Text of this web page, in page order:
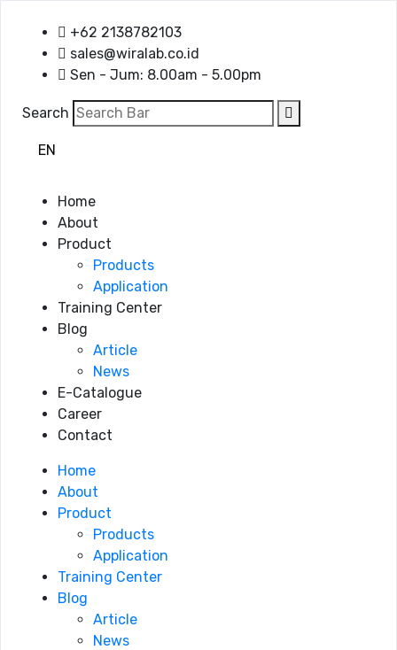
+62 2138782103
sales@wiralab.co.id
Sen - Jum: 8.00am - 5.00pm
Search
EN
Home
About
Product
Products
Application
Training Center
Blog
Article
News
E-Catalogue
Career
Contact
Home
About
Product
Products
Application
Training Center
Blog
Article
News